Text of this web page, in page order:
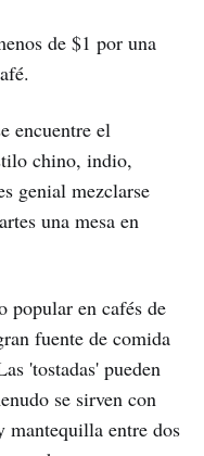
de $1 por una
encuentre el
chino, indio,
genial mezclarse
una mesa en
popular en cafés de
fuente de comida
'tostadas' pueden
se sirven con
mantequilla entre dos